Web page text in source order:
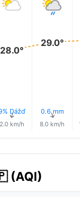
28.0°
Dážď
↑
2.0 km/h
29.0°
0.6 mm
↑
8.0 km/h
(AQI)